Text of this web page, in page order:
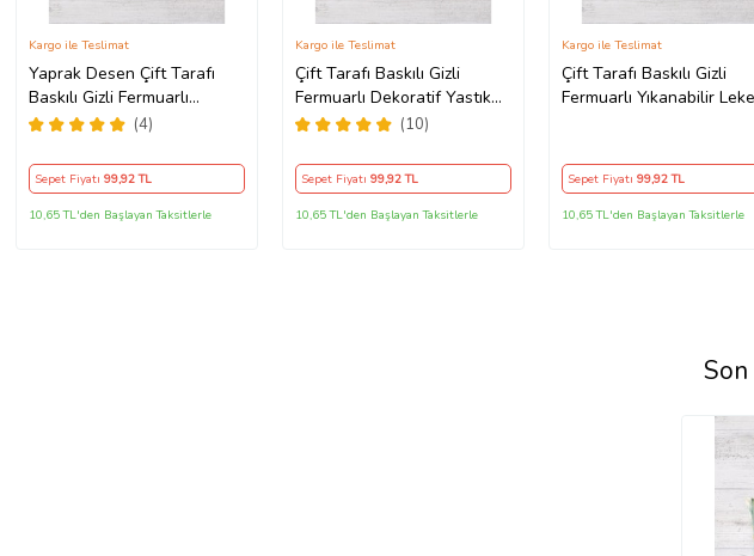
Yaprak Desen Çift Tarafı
Baskılı Gizli Fermuarlı
Yıkanabilir Leke Tutmaz
(Turuncu)
(4)
Kargo ile Teslimat
Sepet Fiyatı 99,92 TL
10,65 TL'den Başlayan Taksitlerle
Çift Tarafı Baskılı Gizli
Fermuarlı Dekoratif Yastık
Kılıfı Kırlent Kılıfı Koltuk
(10)
Kargo ile Teslimat
Sepet Fiyatı 99,92 TL
10,65 TL'den Başlayan Taksitlerle
Çift Tarafı Baskılı Gizli
Fermuarlı Yıkanabilir Leke
Kargo ile Teslimat
Sepet Fiyatı 99,92 TL
10,65 TL'den Başlayan Taksitlerle